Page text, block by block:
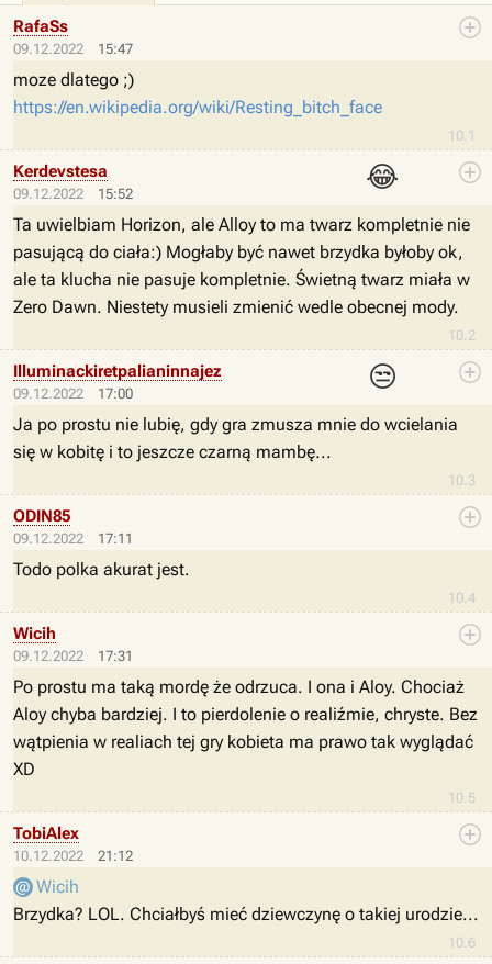
09.12.2022 15:47
10.1
RafaSs
moze dlatego ;)
https://en.wikipedia.org/wiki/Resting_bitch_face
09.12.2022 15:52
😂
10.2
Kerdevstesa
Ta uwielbiam Horizon, ale Alloy to ma twarz kompletnie nie
pasującą do ciała:) Mogłaby być nawet brzydka byłoby ok,
ale ta klucha nie pasuje kompletnie. Świetną twarz miała w
Zero Dawn. Niestety musieli zmienić wedle obecnej mody.
09.12.2022 17:00
😒
10.3
Illuminackiretpalianinnajezdzcazdalekiegokosmosu
Ja po prostu nie lubię, gdy gra zmusza mnie do wcielania
się w kobitę i to jeszcze czarną mambę...
09.12.2022 17:11
10.4
ODIN85
Todo polka akurat jest.
09.12.2022 17:31
10.5
Wicih
Po prostu ma taką mordę że odrzuca. I ona i Aloy. Chociaż
Aloy chyba bardziej. I to pierdolenie o realiźmie, chryste. Bez
wątpienia w realiach tej gry kobieta ma prawo tak wyglądać
XD
10.12.2022 21:12
10.6
TobiAlex
Wicih
Brzydka? LOL. Chciałbyś mieć dziewczynę o takiej urodzie...